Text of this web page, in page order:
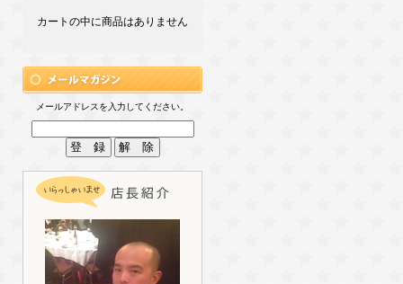
カートの中に商品はありません
メールアドレスを入力してください。